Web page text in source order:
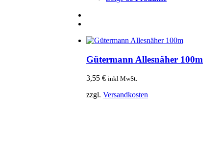
Gütermann Allesnäher 100m
3,55 € inkl MwSt.
zzgl. Versandkosten